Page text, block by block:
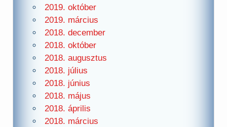
2019. október
2019. március
2018. december
2018. október
2018. augusztus
2018. július
2018. június
2018. május
2018. április
2018. március